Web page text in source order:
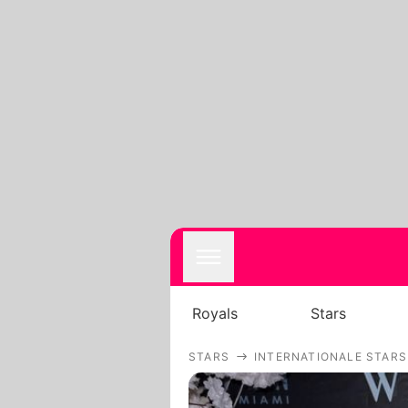
Royals Stars
STARS INTERNATIONALE STARS